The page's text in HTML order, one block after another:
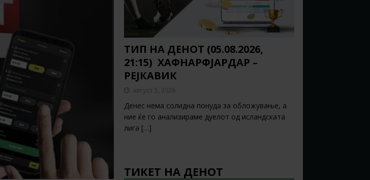
ТИП НА ДЕНОТ (05.08.2026,
21:15) ХАФНАРФЈАРДАР –
РЕЈКАВИК
август 5, 2026
Денес нема солидна понуда за обложување, а
ние ќе го анализираме дуелот од исландската
лига […]
ТИКЕТ НА ДЕНОТ